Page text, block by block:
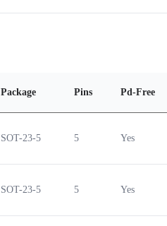
Package Pins Pd-Free
SOT-23-5 5 Yes
SOT-23-5 5 Yes